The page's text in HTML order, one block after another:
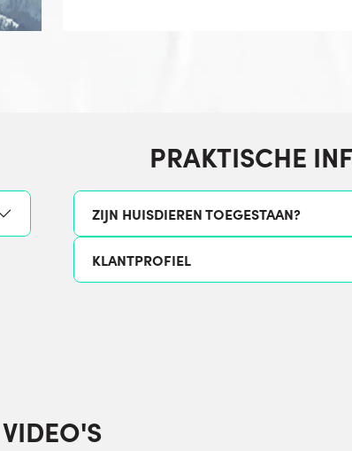
PRAKTISCHE
ZIJN HUISDIEREN TOEGESTAAN?
KLANTPROFIEL
VIDEO'S